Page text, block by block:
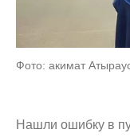
Фото: акимат
Нашли ошибку в